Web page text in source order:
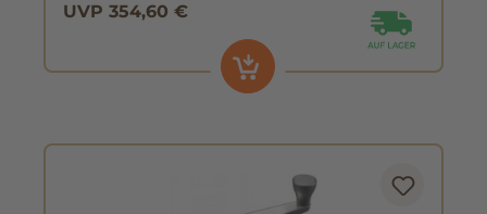
UVP 354,60 €